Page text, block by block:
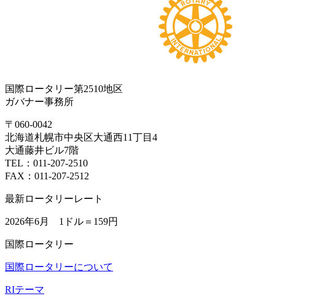
国際ロータリー第2510地区
ガバナー事務所
〒060-0042
北海道札幌市中央区大通西11丁目4
大通藤井ビル7階
TEL：011-207-2510
FAX：011-207-2512
最新ロータリーレート
2026年6月 1ドル＝ 159円
国際ロータリー
国際ロータリーについて
RIテーマ